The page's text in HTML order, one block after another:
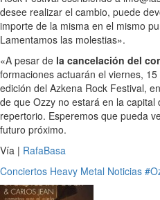
desee realizar el cambio, puede
importe de la misma en el mismo
Lamentamos las molestias».
«A pesar de la cancelación del
formaciones actuarán el viernes,
edición del Azkena Rock Festival,
de que Ozzy no estará en la
repertorio. Esperemos que pueda
futuro próximo.
Vía | RafaBasa
Conciertos Heavy Metal Noticias